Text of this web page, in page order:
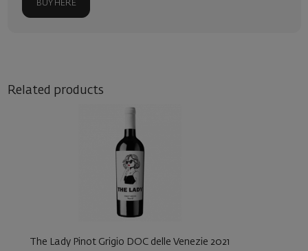
BUY HERE
Related products
The Lady Pinot Grigio DOC delle Venezie 2021